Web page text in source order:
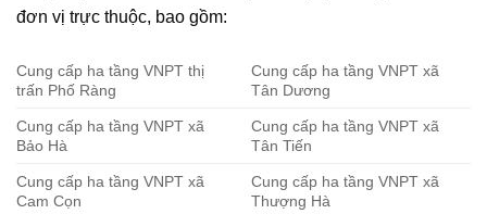
đơn vị trực thuộc, bao gồm:
Cung cấp ha tầng VNPT thị
trấn Phố Ràng
Cung cấp ha tầng VNPT xã
Tân Dương
Cung cấp ha tầng VNPT xã
Bảo Hà
Cung cấp ha tầng VNPT xã
Tân Tiến
Cung cấp ha tầng VNPT xã
Cam Cọn
Cung cấp ha tầng VNPT xã
Thượng Hà